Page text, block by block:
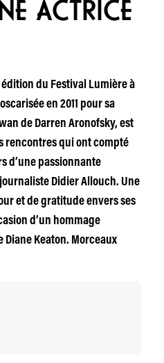
ACTRICE
édition du Festival Lumière à
en 2011 pour sa
de Darren Aronofsky, est
rencontres qui ont compté
d’une passionnante
Didier Allouch. Une
et de gratitude envers ses
d’un hommage
Keaton. Morceaux